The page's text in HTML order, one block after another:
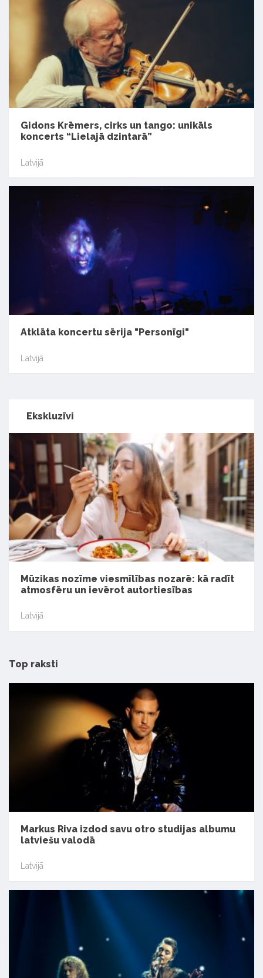
Gidons Krēmers, cirks un tango: unikāls
koncerts “Lielajā dzintarā”
Latvijā
Atklāta koncertu sērija "Personīgi"
Latvijā
Ekskluzīvi
Mūzikas nozīme viesmīlības nozarē: kā radīt
atmosfēru un ievērot autortiesības
Latvijā
Top raksti
Markus Riva izdod savu otro studijas albumu
latviešu valodā
Latvijā